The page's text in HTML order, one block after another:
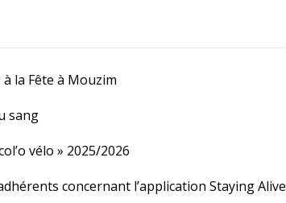
à la Fête à Mouzim
sang
vélo » 2025/2026
concernant l’application Staying Alive